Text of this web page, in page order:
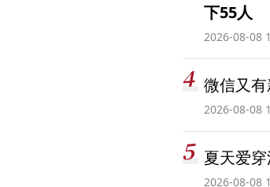
下55人
2026-08-08
微信又有
2026-08-08
夏天爱穿
2026-08-08